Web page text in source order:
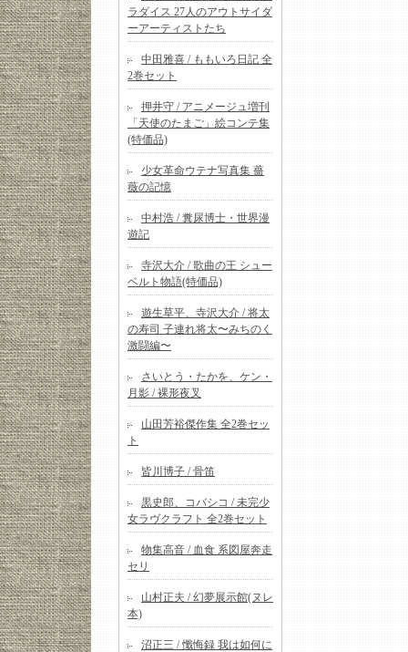
ラダイス 27人のアウトサイダ
ーアーティストたち
中田雅喜 / ももいろ日記 全
2巻セット
押井守 / アニメージュ増刊
「天使のたまご」絵コンテ集
(特価品)
少女革命ウテナ写真集 薔
薇の記憶
中村浩 / 糞尿博士・世界漫
遊記
寺沢大介 / 歌曲の王 シュー
ベルト物語(特価品)
遊生草平、寺沢大介 / 将太
の寿司 子連れ将太〜みちのく
激闘編〜
さいとう・たかを、ケン・
月影 / 裸形夜叉
山田芳裕傑作集 全2巻セッ
ト
皆川博子 / 骨笛
黒史郎、コバシコ / 未完少
女ラヴクラフト 全2巻セット
物集高音 / 血食 系図屋奔走
セリ
山村正夫 / 幻夢展示館(ヌレ
本)
沼正三 / 懺悔録 我は如何に